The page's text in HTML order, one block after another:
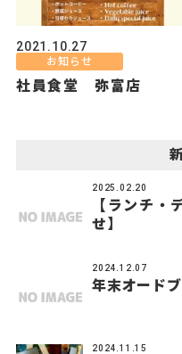
2021.10.27
お知らせ
社員食堂 弥富店
2025.02.20
【ランチ・
せ】
2024.12.07
年末オード
2024.11.15